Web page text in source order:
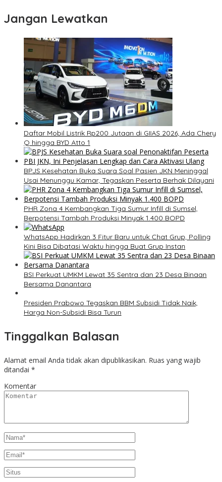
Jangan Lewatkan
Daftar Mobil Listrik Rp200 Jutaan di GIIAS 2026, Ada Chery
Q hingga BYD Atto 1
BPJS Kesehatan Buka Suara Soal Pasien JKN Meninggal
Usai Menunggu Kamar, Tegaskan Peserta Berhak Dilayani
PHR Zona 4 Kembangkan Tiga Sumur Infill di Sumsel,
Berpotensi Tambah Produksi Minyak 1.400 BOPD
WhatsApp Hadirkan 3 Fitur Baru untuk Chat Grup, Polling
Kini Bisa Dibatasi Waktu hingga Buat Grup Instan
BSI Perkuat UMKM Lewat 35 Sentra dan 23 Desa Binaan
Bersama Danantara
Presiden Prabowo Tegaskan BBM Subsidi Tidak Naik,
Harga Non-Subsidi Bisa Turun
Tinggalkan Balasan
Alamat email Anda tidak akan dipublikasikan. Ruas yang wajib
ditandai *
Komentar